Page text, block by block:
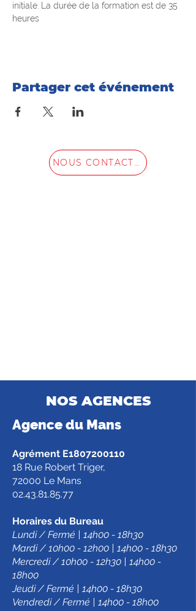
initiale. La durée de la formation est de 35
heures
Partager cet événement
NOUS CONTACTER
NOS AGENCES
Agence du Mans
Agrément E1807200110
18 Rue Robert Triger,
72000 Le Mans
02.43.81.85.77
Horaires du Bureau
Lundi / Fermé | 14h00 - 18h30
Mardi / 10h00 - 12h00 | 14h00 - 18h30
Mercredi / 10h00 - 12h30 | 14h00 -
18h00
Jeudi / Fermé | 14h00 - 18h30
Vendredi / Fermé | 14h00 - 18h00